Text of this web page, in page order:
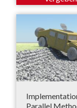
Parallel